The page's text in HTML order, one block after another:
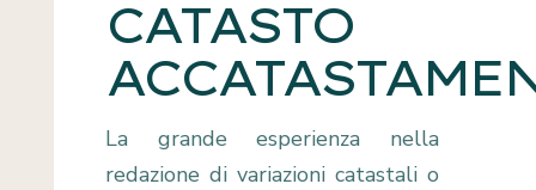
CATASTO
La grande esperienza nella
redazione di variazioni catastali o